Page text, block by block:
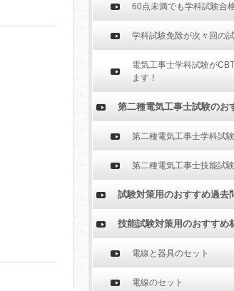
60点未満でも学科試験合
学科試験免除が次々回の
電気工事士学科試験が
ます！
第二種電気工事士試験のお
第二種電気工事士学科試
第二種電気工事士技能試
試験対策用のおすすめ過去
技能試験対策用のおすすめ
電線と器具のセット
電線のセット